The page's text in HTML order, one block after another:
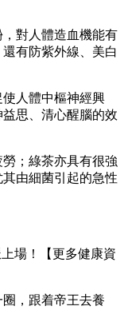
，對人體造血機能有
有防紫外線、美白
使人體中樞神經興
思、清心醒腦的效
勞；綠茶亦具有很強
由細菌引起的急性
場！【更多健康資
圈，跟着帝王去養